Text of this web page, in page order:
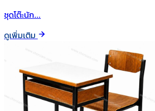
ชุดโต๊ะนัก…
ดูเพิ่มเติม